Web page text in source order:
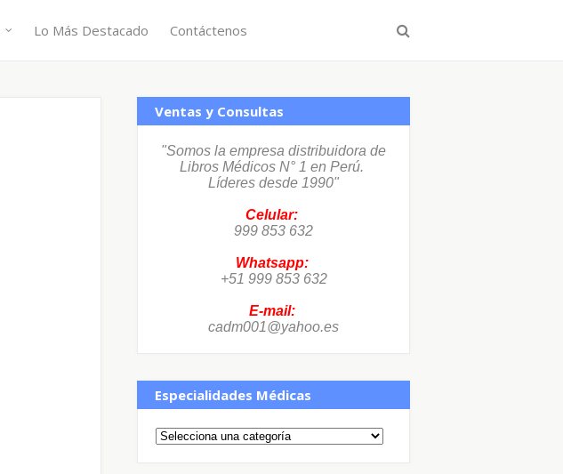
Lo Más Destacado Contáctenos
Ventas y Consultas
"Somos la empresa distribuidora de
Libros Médicos N° 1 en Perú.
Líderes desde 1990"
Celular:
999 853 632
Whatsapp:
+51 999 853 632
E-mail:
cadm001@yahoo.es
Especialidades Médicas